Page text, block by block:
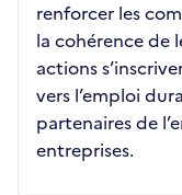
renforcer les
la cohérence de
actions
vers l’emploi
partenaires de
entreprises.